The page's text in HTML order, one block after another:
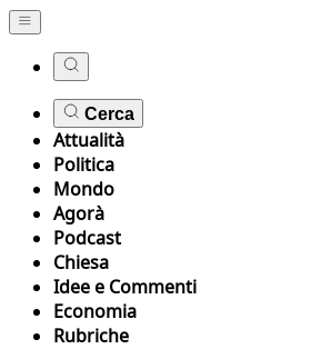
Cerca
Attualità
Politica
Mondo
Agorà
Podcast
Chiesa
Idee e Commenti
Economia
Rubriche